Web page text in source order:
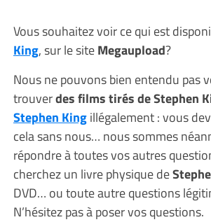
Vous souhaitez voir ce qui est
King, sur le siteMegaupload?
Nous ne pouvons bien entendu pas
trouverdes films tirés de Stephen
Stephen Kingillégalement : vous
cela sans nous… nous sommes
répondre à toutes vos autres
cherchez un livre physique de
DVD… ou toute autre questions
N’hésitez pas à poser vos questions.